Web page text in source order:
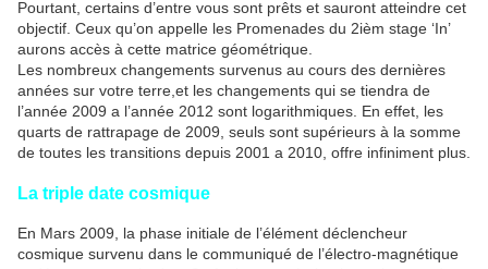
Pourtant, certains d’entre vous sont prêts et sauront atteindre cet
objectif. Ceux qu’on appelle les Promenades du 2ièm stage ‘In’
aurons accès à cette matrice géométrique.
Les nombreux changements survenus au cours des dernières
années sur votre terre,et les changements qui se tiendra de
l’année 2009 a l’année 2012 sont logarithmiques. En effet, les
quarts de rattrapage de 2009, seuls sont supérieurs à la somme
de toutes les transitions depuis 2001 a 2010, offre infiniment plus.
La triple date cosmique
En Mars 2009, la phase initiale de l’élément déclencheur
cosmique survenu dans le communiqué de l’électro-magnétique